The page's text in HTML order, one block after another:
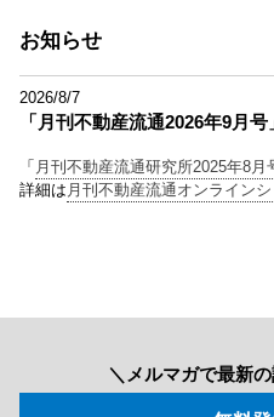
お知らせ
2026/8/7
「月刊不動産流通2026年9月号
「 月刊不動産流通研究所2025年8月
詳細は 月刊不動産流通オンライン
＼メルマガで最新